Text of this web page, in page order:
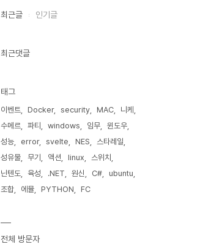
최근글 인기글
최근댓글
태그
이벤트 Docker security MAC
니케
수메르
파티 windows 임무
윈도우
성능
error svelte NES
스타레일
성유물
무기 액션 linux
스위치
닌텐도
육성 .NET 원신 C#
ubuntu
조합
에뮬 PYTHON FC
전체 방문자